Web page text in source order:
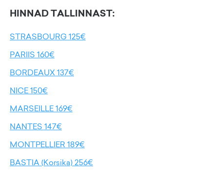
HINNAD TALLINNAST:
STRASBOURG 125€
PARIIS 160€
BORDEAUX 137€
NICE 150€
MARSEILLE 169€
NANTES 147€
MONTPELLIER 189€
BASTIA (Korsika) 256€